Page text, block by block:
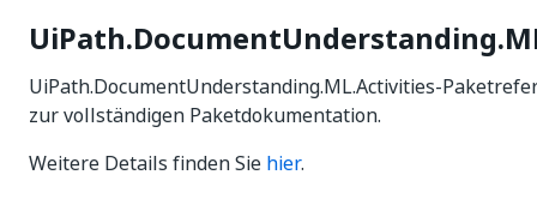
UiPath.DocumentUnderstanding.ML.Activities-
zur vollständigen Paketdokumentation.
Weitere Details finden Sie hier.